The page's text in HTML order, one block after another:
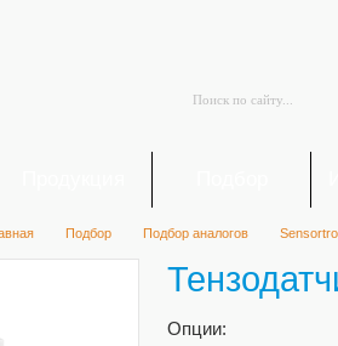
Подбор Подбор аналогов
Опции: